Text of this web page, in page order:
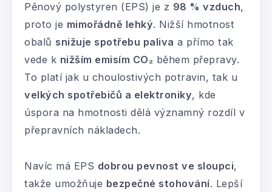
Pěnový polystyren (EPS) je z 98 % vzduch,
proto je mimořádně lehký. Nižší hmotnost
obalů snižuje spotřebu paliva a přímo tak
vede k nižším emisím CO₂ během přepravy.
To platí jak u choulostivých potravin, tak u
velkých spotřebičů a elektroniky, kde
úspora na hmotnosti dělá významný rozdíl v
přepravních nákladech.
Navíc má EPS dobrou pevnost ve sloupci,
takže umožňuje bezpečné stohování. Lepší